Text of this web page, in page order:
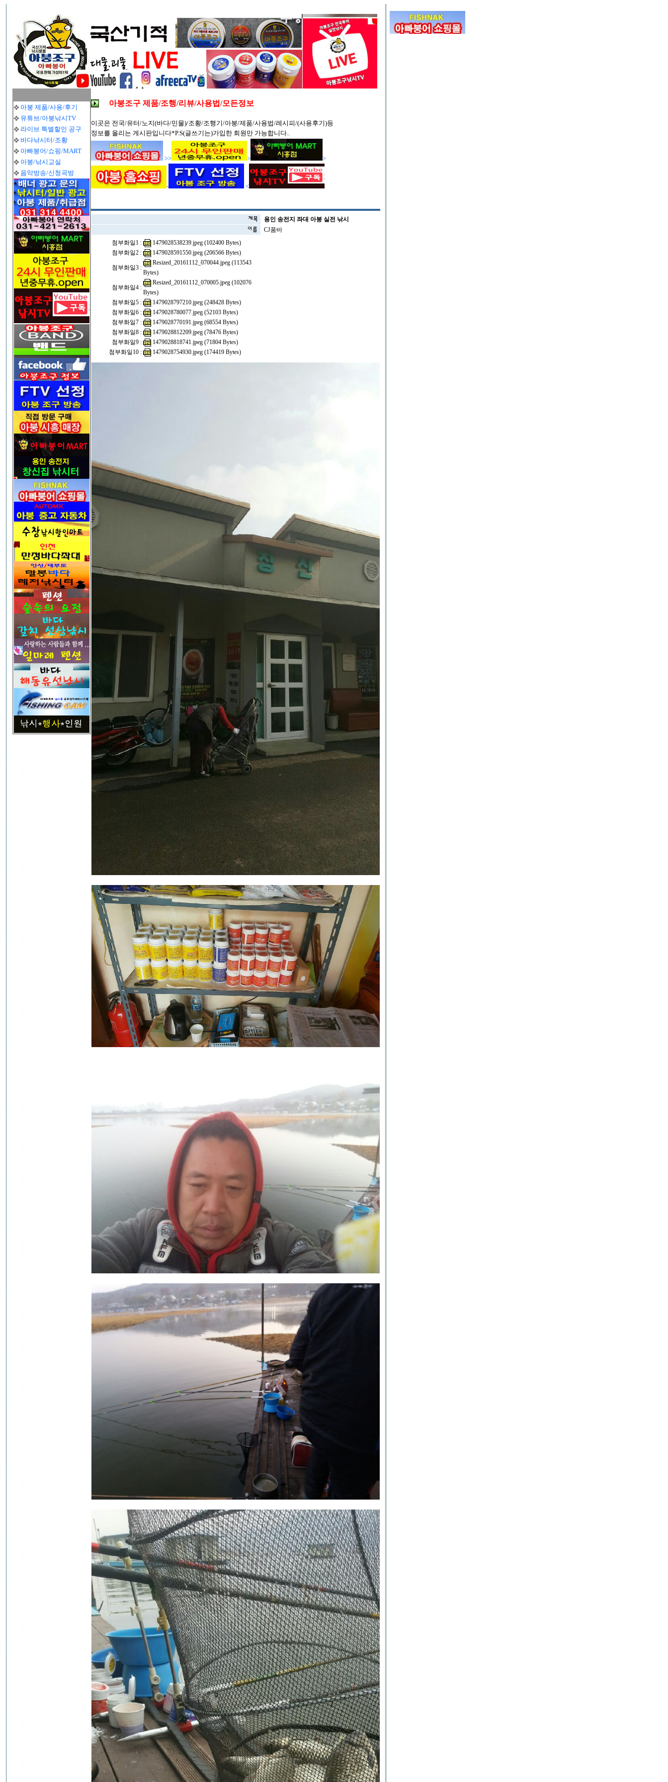
아붕 제품/사용/후기
유튜브/아붕낚시TV
라이브 특별할인 공구
바다낚시터/조황
아빠붕어/쇼핑/MART
아붕/낚시교실
음악방송/신청곡방
아붕조구 제품/조행/리뷰/사용법/모든정보
이곳은 전국/유터/노지(바다/민물)/조황/조행기/아붕/제품/사용법/레시피/(사용후기)등
정보를 올리는 게시판입니다*P.S(글쓰기는)가입한 회원만 가능합니다..
>> > >
- <
용인 송전지 좌대 아붕 실전 낚시
CJ품바
첨부화일1 :
1479028538239.jpeg (102400 Bytes)
첨부화일2 :
1479028591550.jpeg (206566 Bytes)
첨부화일3 :
Resized_20161112_070044.jpeg (113543
Bytes)
첨부화일4 :
Resized_20161112_070005.jpeg (102076
Bytes)
첨부화일5 :
1479028797210.jpeg (248428 Bytes)
첨부화일6 :
1479028780077.jpeg (52103 Bytes)
첨부화일7 :
1479028770191.jpeg (68554 Bytes)
첨부화일8 :
1479028812209.jpeg (78476 Bytes)
첨부화일9 :
1479028818741.jpeg (71804 Bytes)
첨부화일10 :
1479028754930.jpeg (174419 Bytes)